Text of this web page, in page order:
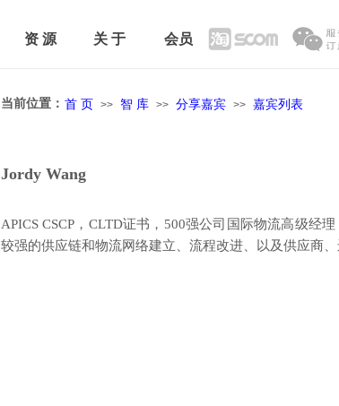
>> 分享嘉宾 >> 嘉宾列表
当前位置： 首 页 >> 智 库 >> 分享嘉宾 >> 嘉宾列表
Jordy Wang
APICS CSCP，CLTD证书，500强公司国际物流高级经
较强的供应链和物流网络建立、流程改进、以及供应商、
资 源 关 于 会员